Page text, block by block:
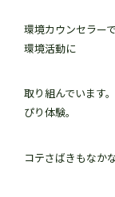
環境カウンセラー
環境活動に
取り組んでいます
ぴり体験。
コテさばきもなか